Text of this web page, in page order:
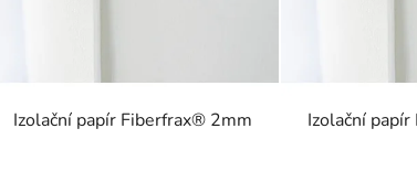
Izolační papír Fiberfrax® 2mm Izolační